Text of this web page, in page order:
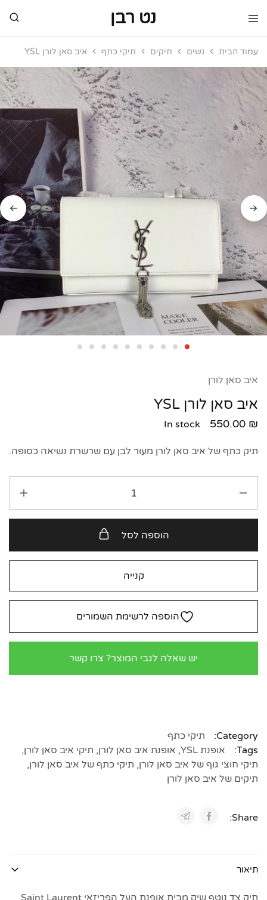
נט רבן
נט
מותגי
מותגי
עמוד הבית נשים תיקים תיקי כתף איב סאן לורן YSL
איב סאן לורן
איב סאן לורן YSL
550.00 ₪
In stock
תיק כתף של איב סאן לורן מעור לבן עם שרשרת נשיאה כסופה.
הוספה לסל
קנייה
הוספה לרשימת השמורים
יש שאלה לגבי המוצר? צרו קשר
Category:
תיקי כתף
Tags:
אופנת YSL , אופנת איב סאן לורן, תיקי איב סאן לורן,
תיקי חוצי גוף של איב סאן לורן, תיקי כתף של איב סאן לורן,
תיקים של איב סאן לורן
Share:
תיאור
תיק צד נוטף שיק מבית אופנת העל הפריזאי Saint Laurent.